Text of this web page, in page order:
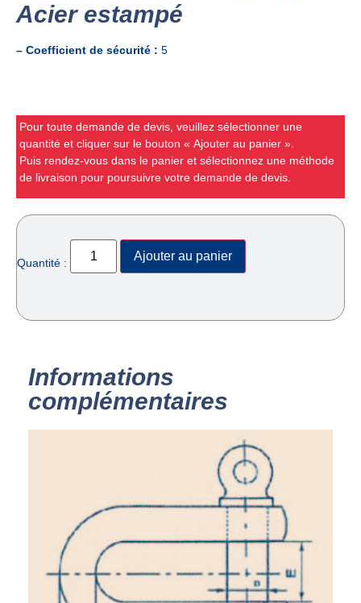
Acier estampé
– Coefficient de sécurité : 5
Pour toute demande de devis, veuillez sélectionner une
quantité et cliquer sur le bouton « Ajouter au panier ».
Puis rendez-vous dans le panier et sélectionnez une méthode
de livraison pour poursuivre votre demande de devis.
Quantité : Ajouter au panier
Informations
complémentaires